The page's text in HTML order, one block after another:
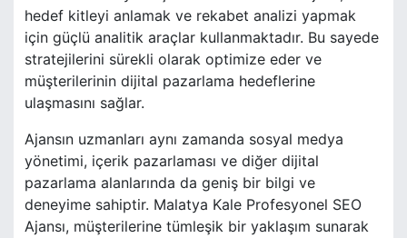
hedef kitleyi anlamak ve rekabet analizi yapmak
için güçlü analitik araçlar kullanmaktadır. Bu sayede
stratejilerini sürekli olarak optimize eder ve
müşterilerinin dijital pazarlama hedeflerine
ulaşmasını sağlar.
Ajansın uzmanları aynı zamanda sosyal medya
yönetimi, içerik pazarlaması ve diğer dijital
pazarlama alanlarında da geniş bir bilgi ve
deneyime sahiptir. Malatya Kale Profesyonel SEO
Ajansı, müşterilerine tümleşik bir yaklaşım sunarak